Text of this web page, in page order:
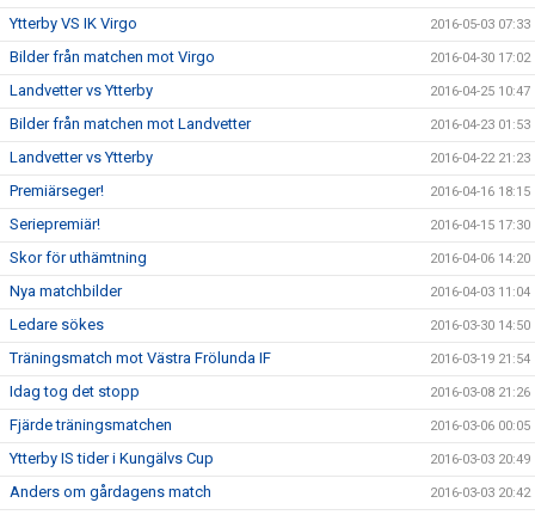
Ytterby VS IK Virgo 2016-05-03 07:33
Bilder från matchen mot Virgo 2016-04-30 17:02
Landvetter vs Ytterby 2016-04-25 10:47
Bilder från matchen mot Landvetter 2016-04-23 01:53
Landvetter vs Ytterby 2016-04-22 21:23
Premiärseger! 2016-04-16 18:15
Seriepremiär! 2016-04-15 17:30
Skor för uthämtning 2016-04-06 14:20
Nya matchbilder 2016-04-03 11:04
Ledare sökes 2016-03-30 14:50
Träningsmatch mot Västra Frölunda IF 2016-03-19 21:54
Idag tog det stopp 2016-03-08 21:26
Fjärde träningsmatchen 2016-03-06 00:05
Ytterby IS tider i Kungälvs Cup 2016-03-03 20:49
Anders om gårdagens match 2016-03-03 20:42